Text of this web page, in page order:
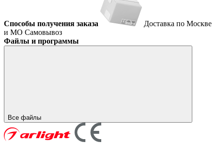
Способы получения заказа
Доставка по Москве
и МО Самовывоз
Файлы и программы
Все файлы